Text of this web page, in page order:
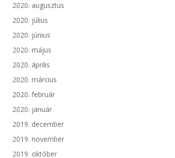
2020. augusztus
2020. július
2020. június
2020. május
2020. április
2020. március
2020. február
2020. január
2019. december
2019. november
2019. október